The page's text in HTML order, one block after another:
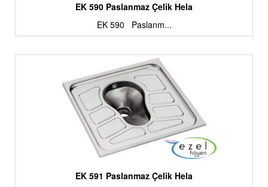
EK 590 Paslanmaz Çelik Hela
EK 590 Paslanm...
EK 591 Paslanmaz Çelik Hela